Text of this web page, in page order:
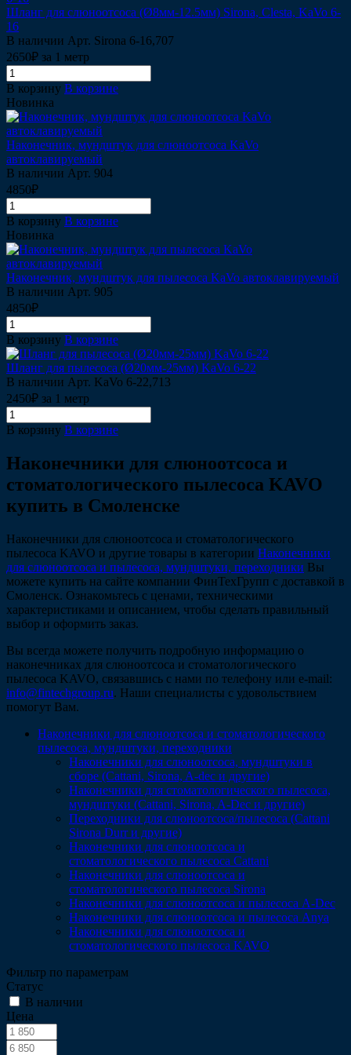
Шланг для слюноотсоса (Ø8мм-12.5мм) Sirona, Clesta, KaVo 6-
16
В наличии Арт. Sirona 6-16,707
2650₽ за 1 метр
В корзину В корзине
Новинка
Наконечник, мундштук для слюноотсоса KaVo
автоклавируемый
В наличии Арт. 904
4850₽
В корзину В корзине
Новинка
Наконечник, мундштук для пылесоса KaVo автоклавируемый
В наличии Арт. 905
4850₽
В корзину В корзине
Шланг для пылесоса (Ø20мм-25мм) KaVo 6-22
В наличии Арт. KaVo 6-22,713
2450₽ за 1 метр
В корзину В корзине
Наконечники для слюноотсоса и
стоматологического пылесоса KAVO
купить в Смоленске
Наконечники для слюноотсоса и стоматологического
пылесоса KAVO и другие товары в категории Наконечники
для слюноотсоса и пылесоса, мундштуки, переходники Вы
можете купить на сайте компании ФинТехГрупп с доставкой в
Смоленск. Ознакомьтесь с ценами, техническими
характеристиками и описанием, чтобы сделать правильный
выбор и оформить заказ.
Вы всегда можете получить подробную информацию о
наконечниках для слюноотсоса и стоматологического
пылесоса KAVO, связавшись с нами по телефону или e-mail:
info@fintechgroup.ru. Наши специалисты с удовольствием
помогут Вам.
Наконечники для слюноотсоса и стоматологического
пылесоса, мундштуки, переходники
Наконечники для слюноотсоса, мундштуки в
сборе (Cattani, Sirona, A-dec и другие)
Наконечники для стоматологического пылесоса,
мундштуки (Сattani, Sirona, A-Dec и другие)
Переходники для слюноотсоса/пылесоса (Cattani
Sirona Durr и другие)
Наконечники для слюноотсоса и
стоматологического пылесоса Cattani
Наконечники для слюноотсоса и
стоматологического пылесоса Sirona
Наконечники для слюноотсоса и пылесоса A-Dec
Наконечники для слюноотсоса и пылесоса Anya
Наконечники для слюноотсоса и
стоматологического пылесоса KAVO
Фильтр по параметрам
Статус
В наличии
Цена